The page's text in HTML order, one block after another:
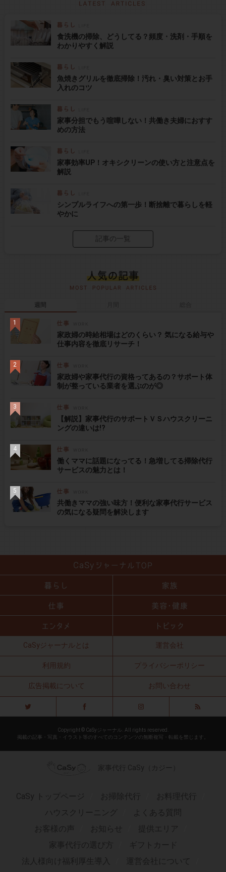
食洗機の掃除、どうしてる？頻度・洗剤・手順を
わかりやすく解説
魚焼きグリルを徹底掃除！汚れ・臭い対策とお手
入れのコツ
家事分担でもう喧嘩しない！共働き夫婦におすす
めの方法
家事効率UP！オキシクリーンの使い方と注意点を
解説
シンプルライフへの第一歩！断捨離で暮らしを軽
やかに
記事の一覧
週間
家政婦の時給相場はどのくらい？ 気になる給与や
仕事内容を徹底リサーチ！
家政婦や家事代行の資格ってあるの？サポート体
制が整っている業者を選ぶのが◎
【解説】家事代行のサポートＶＳハウスクリーニ
ングの違いは!?
働くママに話題になってる！急増してる掃除代行
サービスの魅力とは！
共働きママの強い味方！便利な家事代行サービス
の気になる疑問を解決します
CaSyジャーナルとは 運営会社
利用規約 プライバシーポリシー
広告掲載について お問い合わせ
Copyright © CaSyジャーナル. All rights reserved.
掲載の記事・写真・イラスト等のすべてのコンテンツの無断複写・転載を禁じます。
家事代行 CaSy（カジー）
CaSy トップページ お掃除代行
お料理代行
ハウスクリーニング
よくある質問
お客様の声
お知らせ
提供エリア
家事代行の選び方
ギフトカード
法人様向け福利厚生導入
運営会社について